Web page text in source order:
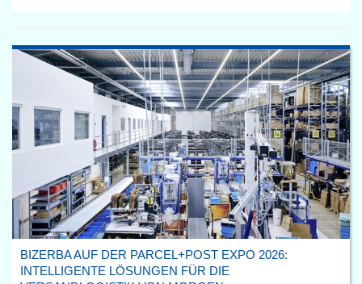
BIZERBA AUF DER PARCEL+POST EXPO 2026:
INTELLIGENTE LÖSUNGEN FÜR DIE